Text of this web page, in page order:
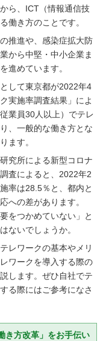
ら、ICT（情報通信技
働き方のことです。
推進や、感染症拡大防
から中堅・中小企業ま
進めています。
して東京都が2022年4
実施率調査結果」によ
業員30人以上）でテレ
、一般的な働き方とな
ます。
究所による新型コロナ
査によると、2022年2
率は28.5％と、都内と
への差があります。
をつかめていない」と
ないでしょうか。
レワークの基本やメリ
ワークを導入する際の
します。ぜひ自社でテ
る際にはご参考になさ
き方改革」をお手伝い